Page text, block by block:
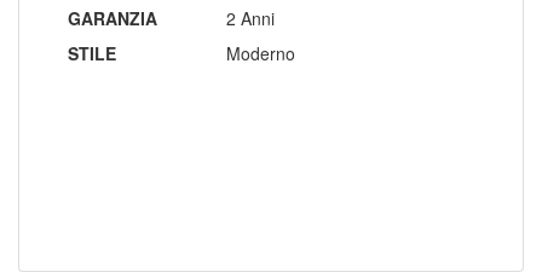
GARANZIA
2 Anni
STILE
Moderno